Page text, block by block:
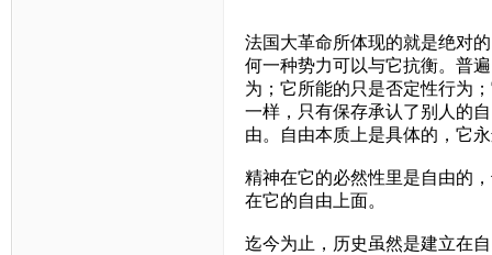
法国大革命所体现的就是绝对
何一种势力可以与它抗衡。普
为；它所能的只是否定性行为
一样，只有保存承认了别人的
由。自由本质上是具体的，它
精神在它的必然性里是自由的
在它的自由上面。
迄今为止，历史虽然是建立在